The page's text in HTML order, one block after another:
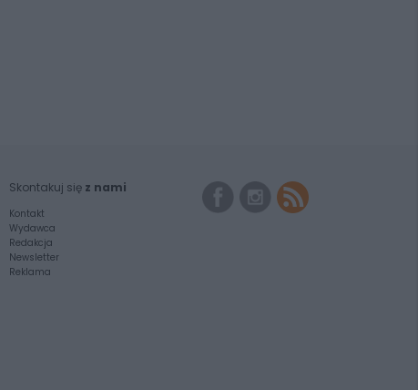
Skontakuj się z nami
Kontakt
Wydawca
Redakcja
Newsletter
Reklama